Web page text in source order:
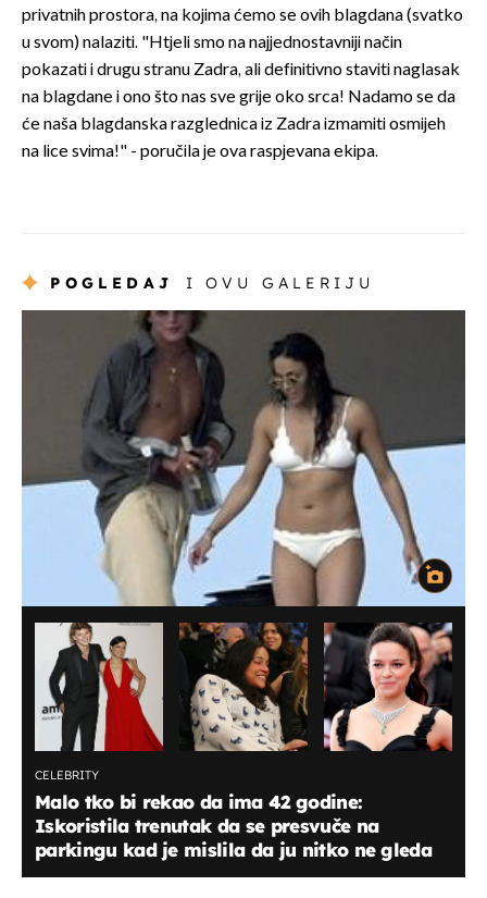
privatnih prostora, na kojima ćemo se ovih blagdana (svatko
u svom) nalaziti. "Htjeli smo na najjednostavniji način
pokazati i drugu stranu Zadra, ali definitivno staviti naglasak
na blagdane i ono što nas sve grije oko srca! Nadamo se da
će naša blagdanska razglednica iz Zadra izmamiti osmijeh
na lice svima!" - poručila je ova raspjevana ekipa.
POGLEDAJ I OVU GALERIJU
CELEBRITY
Malo tko bi rekao da ima 42 godine:
Iskoristila trenutak da se presvuče na
parkingu kad je mislila da ju nitko ne gleda